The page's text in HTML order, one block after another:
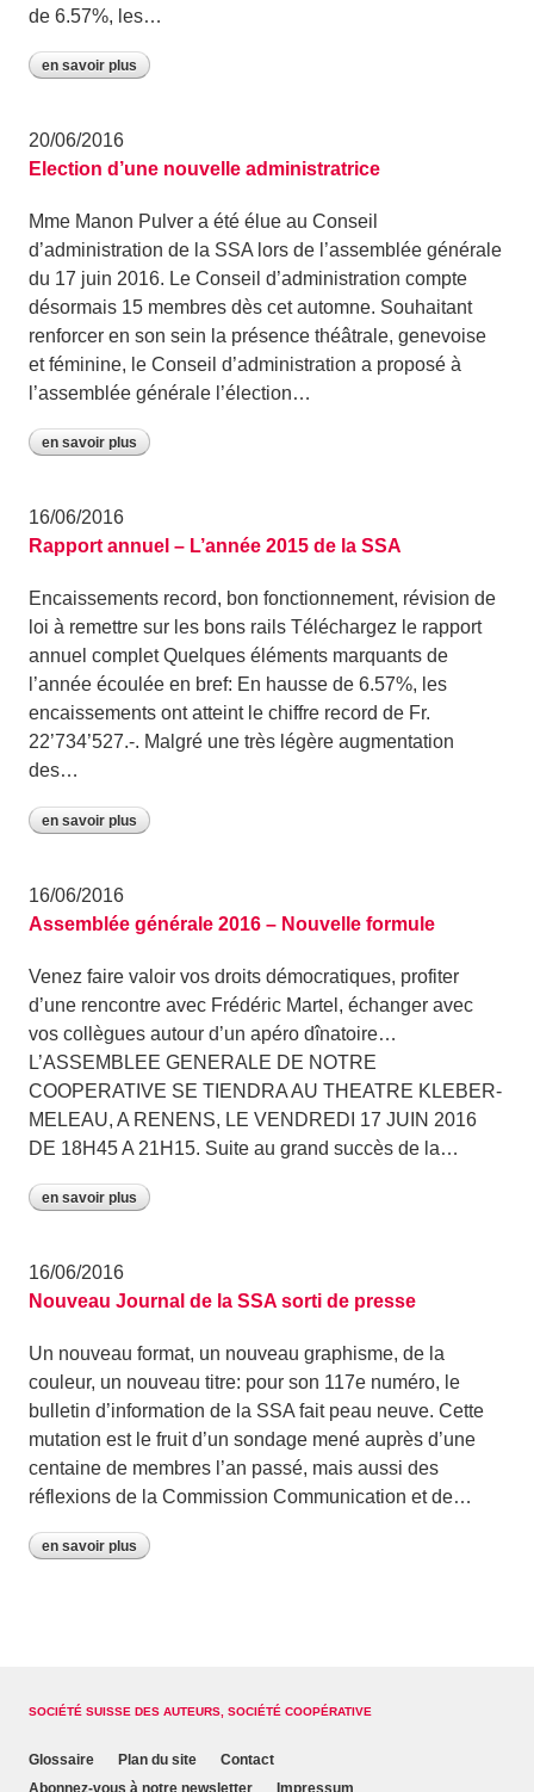
de 6.57%, les…
en savoir plus
20/06/2016
Election d’une nouvelle administratrice
Mme Manon Pulver a été élue au Conseil
d’administration de la SSA lors de l’assemblée générale
du 17 juin 2016. Le Conseil d’administration compte
désormais 15 membres dès cet automne. Souhaitant
renforcer en son sein la présence théâtrale, genevoise
et féminine, le Conseil d’administration a proposé à
l’assemblée générale l’élection…
en savoir plus
16/06/2016
Rapport annuel – L’année 2015 de la SSA
Encaissements record, bon fonctionnement, révision de
loi à remettre sur les bons rails Téléchargez le rapport
annuel complet Quelques éléments marquants de
l’année écoulée en bref: En hausse de 6.57%, les
encaissements ont atteint le chiffre record de Fr.
22’734’527.-. Malgré une très légère augmentation
des…
en savoir plus
16/06/2016
Assemblée générale 2016 – Nouvelle formule
Venez faire valoir vos droits démocratiques, profiter
d’une rencontre avec Frédéric Martel, échanger avec
vos collègues autour d’un apéro dînatoire…
L’ASSEMBLEE GENERALE DE NOTRE
COOPERATIVE SE TIENDRA AU THEATRE KLEBER-
MELEAU, A RENENS, LE VENDREDI 17 JUIN 2016
DE 18H45 A 21H15. Suite au grand succès de la…
en savoir plus
16/06/2016
Nouveau Journal de la SSA sorti de presse
Un nouveau format, un nouveau graphisme, de la
couleur, un nouveau titre: pour son 117e numéro, le
bulletin d’information de la SSA fait peau neuve. Cette
mutation est le fruit d’un sondage mené auprès d’une
centaine de membres l’an passé, mais aussi des
réflexions de la Commission Communication et de…
en savoir plus
SOCIÉTÉ SUISSE DES AUTEURS, SOCIÉTÉ COOPÉRATIVE
Glossaire Plan du site
Contact
Abonnez-vous à notre newsletter
Impressum